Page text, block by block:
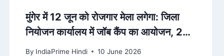
मुंगेर में 12 जून को रोजगार मेला लगेगा: जिला
नियोजन कार्यालय में जॉब कैंप का आयोजन, 20
हजार सैलरी तक की मिल… – Dainik
By IndiaPrime Hindi 10 June 2026